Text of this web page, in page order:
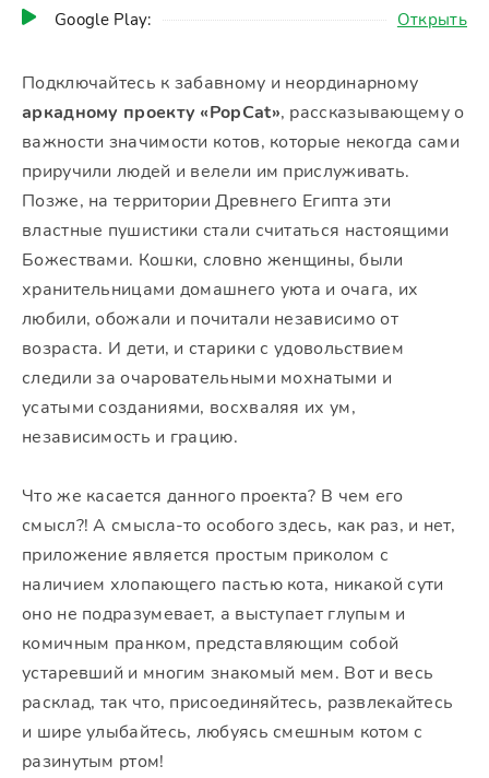
Google Play:
Открыть
Подключайтесь к забавному и неординарному
аркадному проекту «PopCat», рассказывающему о
важности значимости котов, которые некогда сами
приручили людей и велели им прислуживать.
Позже, на территории Древнего Египта эти
властные пушистики стали считаться настоящими
Божествами. Кошки, словно женщины, были
хранительницами домашнего уюта и очага, их
любили, обожали и почитали независимо от
возраста. И дети, и старики с удовольствием
следили за очаровательными мохнатыми и
усатыми созданиями, восхваляя их ум,
независимость и грацию.
Что же касается данного проекта? В чем его
смысл?! А смысла-то особого здесь, как раз, и нет,
приложение является простым приколом с
наличием хлопающего пастью кота, никакой сути
оно не подразумевает, а выступает глупым и
комичным пранком, представляющим собой
устаревший и многим знакомый мем. Вот и весь
расклад, так что, присоединяйтесь, развлекайтесь
и шире улыбайтесь, любуясь смешным котом с
разинутым ртом!